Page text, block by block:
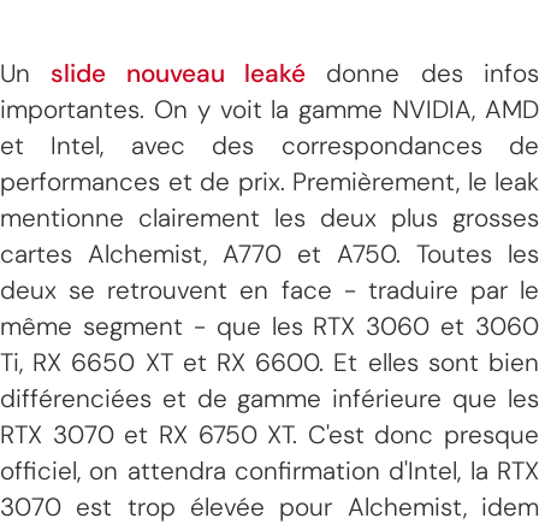
Un slide nouveau leaké donne des infos
importantes. On y voit la gamme NVIDIA, AMD
et Intel, avec des correspondances de
performances et de prix. Premièrement, le leak
mentionne clairement les deux plus grosses
cartes Alchemist, A770 et A750. Toutes les
deux se retrouvent en face - traduire par le
même segment - que les RTX 3060 et 3060
Ti, RX 6650 XT et RX 6600. Et elles sont bien
différenciées et de gamme inférieure que les
RTX 3070 et RX 6750 XT. C'est donc presque
officiel, on attendra confirmation d'Intel, la RTX
3070 est trop élevée pour Alchemist, idem